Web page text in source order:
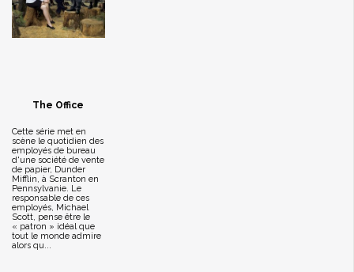
The Office
Cette série met en
scène le quotidien des
employés de bureau
d'une société de vente
de papier, Dunder
Mifflin, à Scranton en
Pennsylvanie. Le
responsable de ces
employés, Michael
Scott, pense être le
« patron » idéal que
tout le monde admire
alors qu...